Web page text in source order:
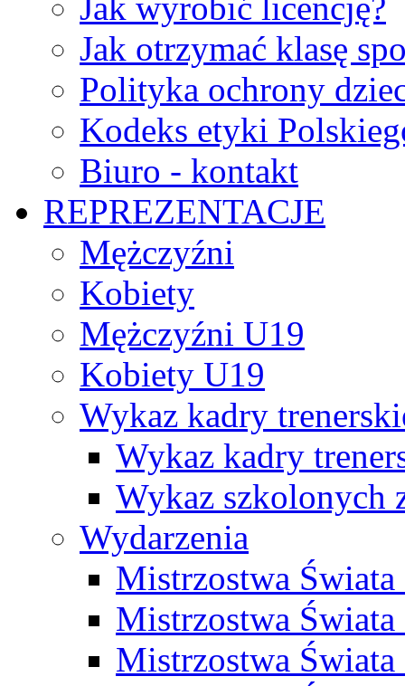
Jak otrzymać klasę
Polityka ochrony
Kodeks etyki
Biuro - kontakt
REPREZENTACJE
Mężczyźni
Kobiety
Mężczyźni U19
Kobiety U19
Wykaz kadry
Wykaz kadry
Wykaz szkolonych
Wydarzenia
Mistrzostwa
Mistrzostwa
Mistrzostwa